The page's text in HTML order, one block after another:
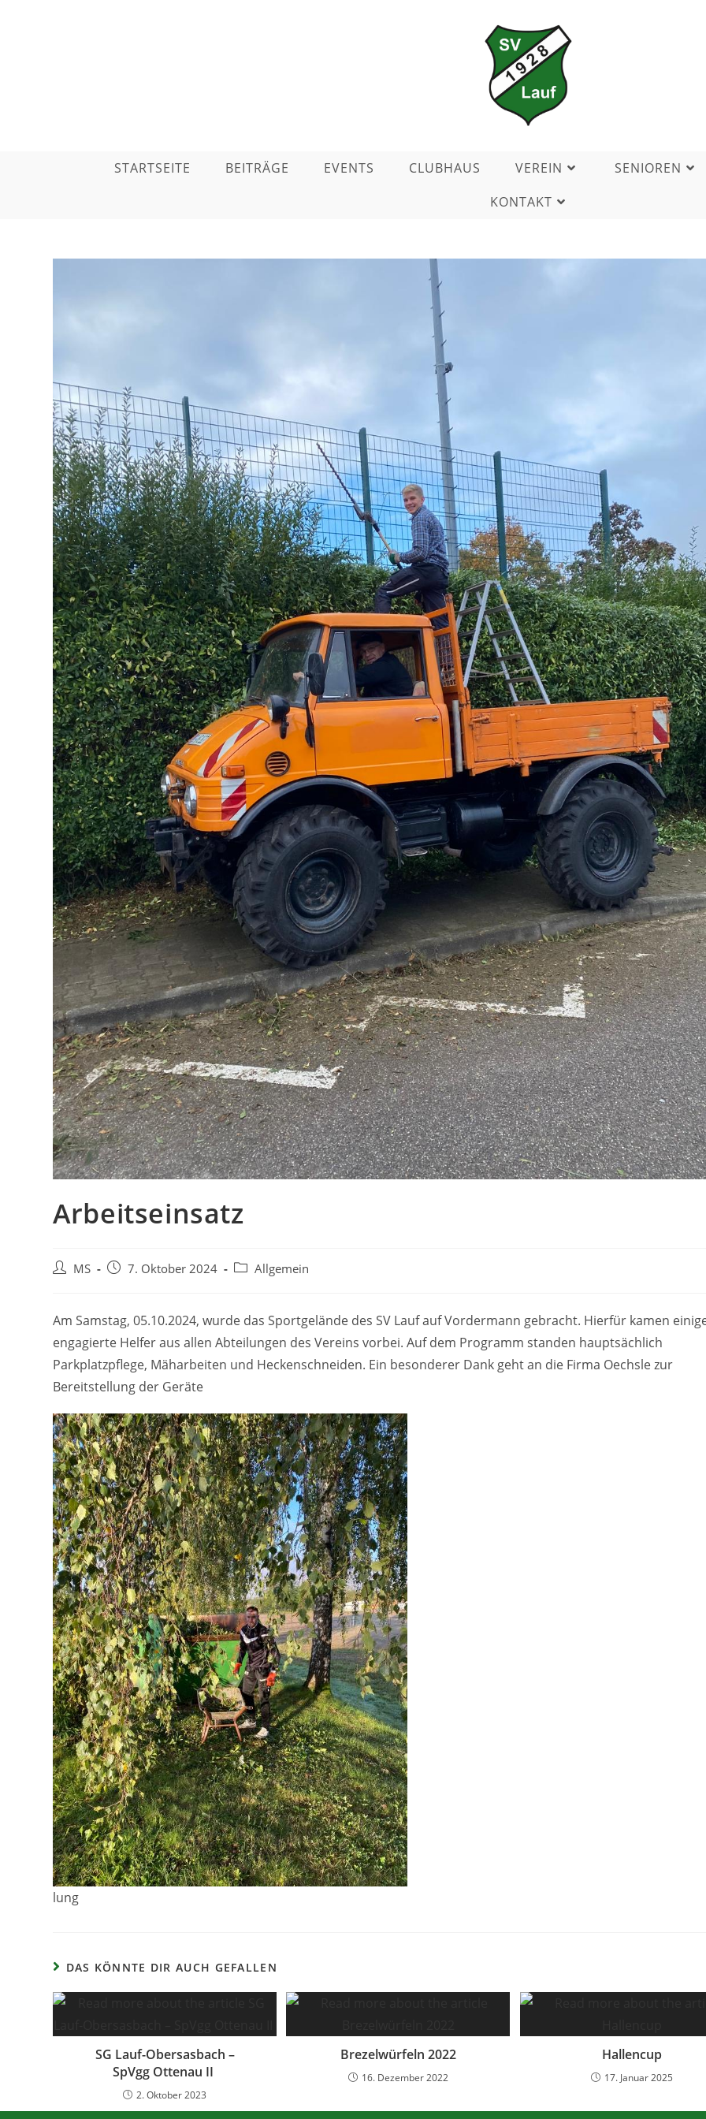
STARTSEITE BEITRÄGE EVENTS CLUBHAUS VEREIN
SENIOREN
KONTAKT
Arbeitseinsatz
MS 7. Oktober 2024 Allgemein
Am Samstag, 05.10.2024, wurde das Sportgelände des SV Lauf auf Vordermann gebracht. Hierfür kamen
engagierte Helfer aus allen Abteilungen des Vereins vorbei. Auf dem Programm standen hauptsächlich
Parkplatzpflege, Mäharbeiten und Heckenschneiden. Ein besonderer Dank geht an die Firma Oechsle zur
Bereitstellung der Geräte
lung
DAS KÖNNTE DIR AUCH GEFALLEN
SG Lauf-Obersasbach –
SpVgg Ottenau II
2. Oktober 2023
Brezelwürfeln 2022
16. Dezember 2022
Hallencup
17. Januar 2025